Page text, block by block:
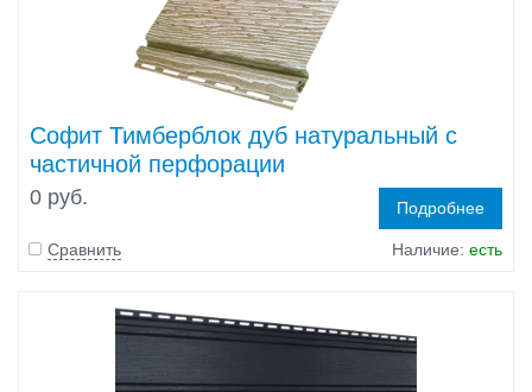
Софит Тимберблок дуб натуральный с
частичной перфорации
0 руб. Подробнее
Сравнить Наличие: есть